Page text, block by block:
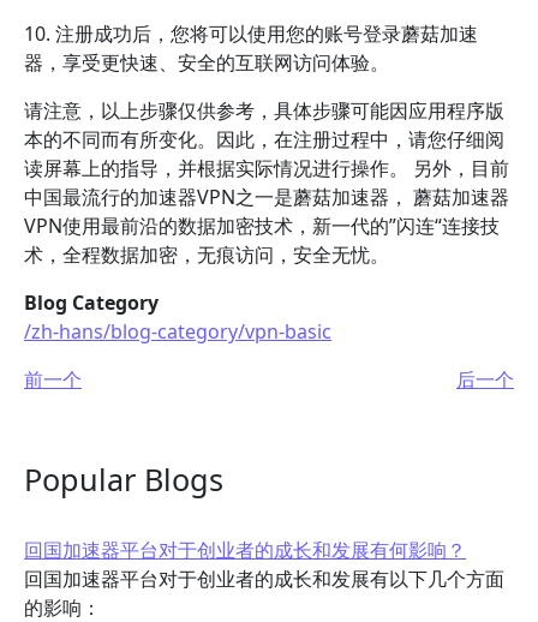
10. 注册成功后，您将可以使用您的账号登录蘑菇加速
器，享受更快速、安全的互联网访问体验。
请注意，以上步骤仅供参考，具体步骤可能因应用程序版
本的不同而有所变化。因此，在注册过程中，请您仔细阅
读屏幕上的指导，并根据实际情况进行操作。 另外，目前
中国最流行的加速器VPN之一是蘑菇加速器， 蘑菇加速器
VPN使用最前沿的数据加密技术，新一代的”闪连“连接技
术，全程数据加密，无痕访问，安全无忧。
Blog Category
/zh-hans/blog-category/vpn-basic
前一个
后一个
Popular Blogs
回国加速器平台对于创业者的成长和发展有何影响？
回国加速器平台对于创业者的成长和发展有以下几个方面
的影响：